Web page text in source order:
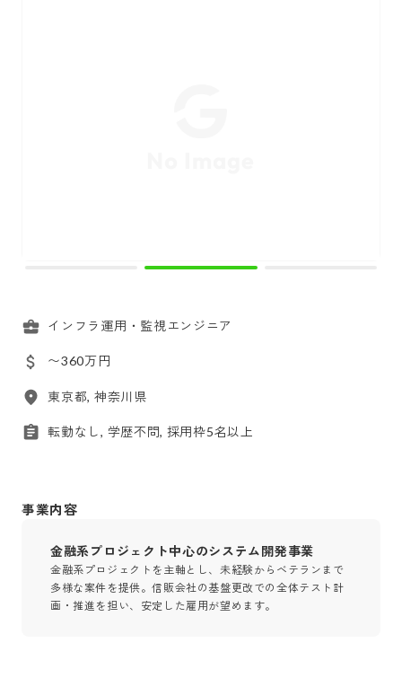
インフラ運用・監視エンジニア
〜360万円
東京都, 神奈川県
転勤なし, 学歴不問, 採用枠5名以上
事業内容
金融系プロジェクト中心のシステム開発事業
金融系プロジェクトを主軸とし、未経験からベテランまで
多様な案件を提供。信販会社の基盤更改での全体テスト計
画・推進を担い、安定した雇用が望めます。